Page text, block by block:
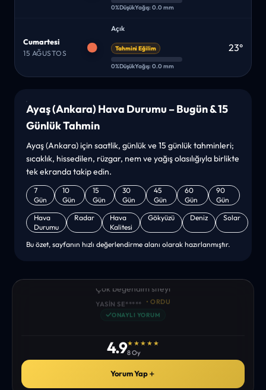
0%DüşükYağış: 0.0 mm
Cumartesi
15 AĞUSTOS
Açık
Tahmini Eğilim
0%DüşükYağış: 0.0 mm
23°
Ayaş (Ankara) Hava Durumu – Bugün & 15
Günlük Tahmin
Ayaş (Ankara) için saatlik, günlük ve 15 günlük tahminleri;
sıcaklık, hissedilen, rüzgar, nem ve yağış olasılığıyla birlikte
tek ekranda takip edin.
7
Gün
10
Gün
15
Gün
30
Gün
45
Gün
60
Gün
90
Gün
Hava
Durumu
Radar
Hava
Kalitesi
Gökyüzü Deniz Solar
Bu özet, sayfanın hızlı değerlendirme alanı olarak hazırlanmıştır.
“sanırım yeni bir hava durumu sitesisiniz. ilk defa bu denli bir
site gördüm. bundn sonra sizinleym. tebrikler. sitede
istediğim tüm bilgiyi bulabiliyorum. ekibinizin emeğine saglık”
• ERZURUM
4.9★★★★★